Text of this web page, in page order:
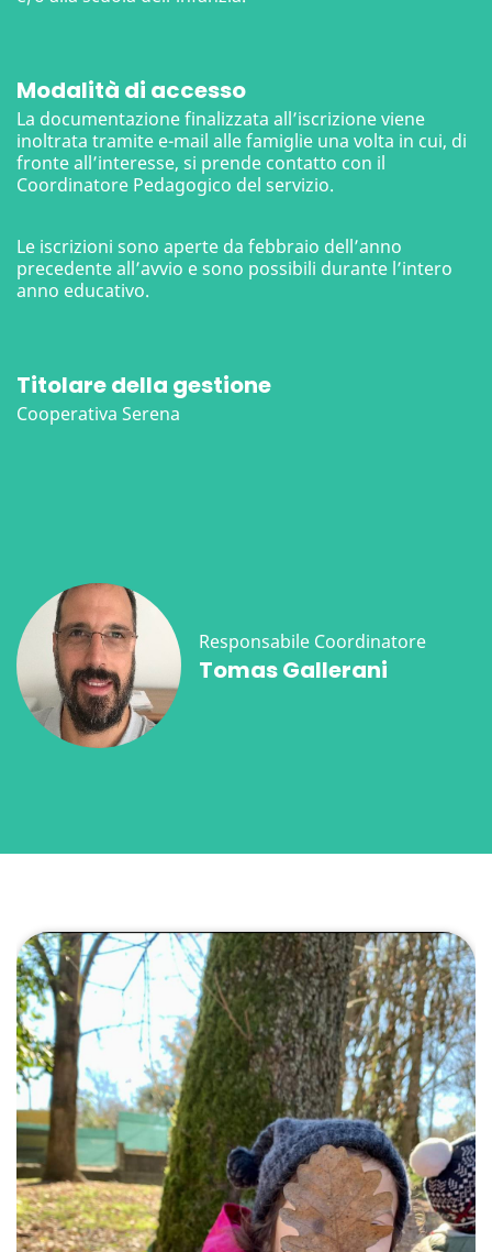
Responsabile Coordinatore
Tomas Gallerani
Titolare della gestione
Cooperativa Serena
Modalità di accesso
La documentazione finalizzata all’iscrizione viene
inoltrata tramite e-mail alle famiglie una volta in cui, di
fronte all’interesse, si prende contatto con il
Coordinatore Pedagogico del servizio.
Le iscrizioni sono aperte da febbraio dell’anno
precedente all’avvio e sono possibili durante l’intero
anno educativo.